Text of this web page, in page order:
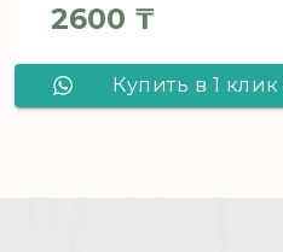
2600 ₸
Купить в 1